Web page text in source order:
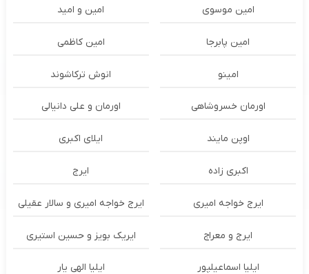
امین موسوی امین و امید
امین پابرجا امین کاظمی
امینو انوش ترکاشوند
اورمان خسروشاهی اورمان و علی دانیالی
اوپن مایند ايلاى اكبرى
اکبری زاده ایرج
ایرج خواجه امیری ایرج خواجه امیری و سالار عقیلی
ایرج و معراج ایریک بویز و حسین استیری
ایلیا اسماعیلپور ایلیا الهی یار